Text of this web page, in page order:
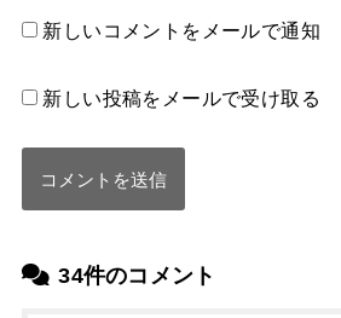
34件のコメント
新しいコメントをメールで通知
新しい投稿をメールで受け取る